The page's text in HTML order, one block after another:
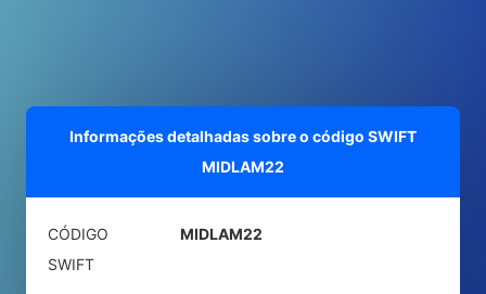
Informações detalhadas sobre o código SWIFT
MIDLAM22
CÓDIGO
SWIFT
MIDLAM22